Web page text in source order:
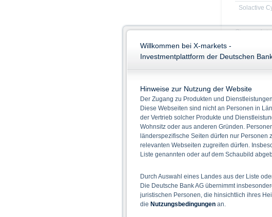
Solactive
Produkttyp
Basiswert
Rückzahlung
Laufzeit
Partizipation
Willkommen bei X-markets -
Investmentplattform der Deutschen
Hinweise zur Nutzung der Website
Der Zugang zu Produkten und
Diese Webseiten sind nicht an Personen in
der Vertrieb solcher Produkte und
Wohnsitz oder aus anderen Gründen.
länderspezifische Seiten dürfen nur
relevanten Webseiten zugreifen dürfen.
Liste genannten oder auf dem Schaubild
Durch Auswahl eines Landes aus der Liste
Die Deutsche Bank AG übernimmt
juristischen Personen, die hinsichtlich ihres
die Nutzungsbedingungen an.